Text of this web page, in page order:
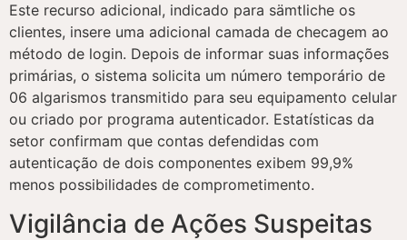
Este recurso adicional, indicado para sämtliche os
clientes, insere uma adicional camada de checagem ao
método de login. Depois de informar suas informações
primárias, o sistema solicita um número temporário de
06 algarismos transmitido para seu equipamento celular
ou criado por programa autenticador. Estatísticas da
setor confirmam que contas defendidas com
autenticação de dois componentes exibem 99,9%
menos possibilidades de comprometimento.
Vigilância de Ações Suspeitas